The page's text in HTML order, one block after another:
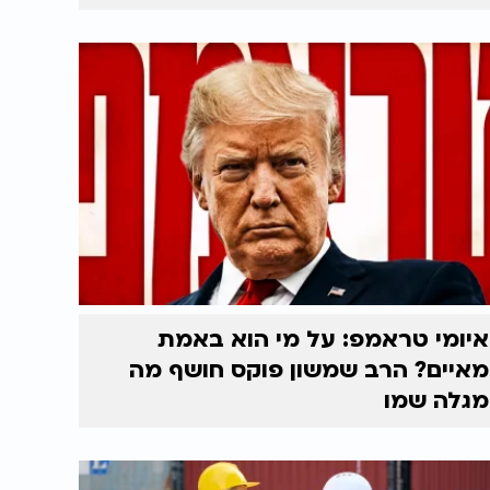
איומי טראמפ: על מי הוא באמת
מאיים? הרב שמשון פוקס חושף מה
מגלה שמו